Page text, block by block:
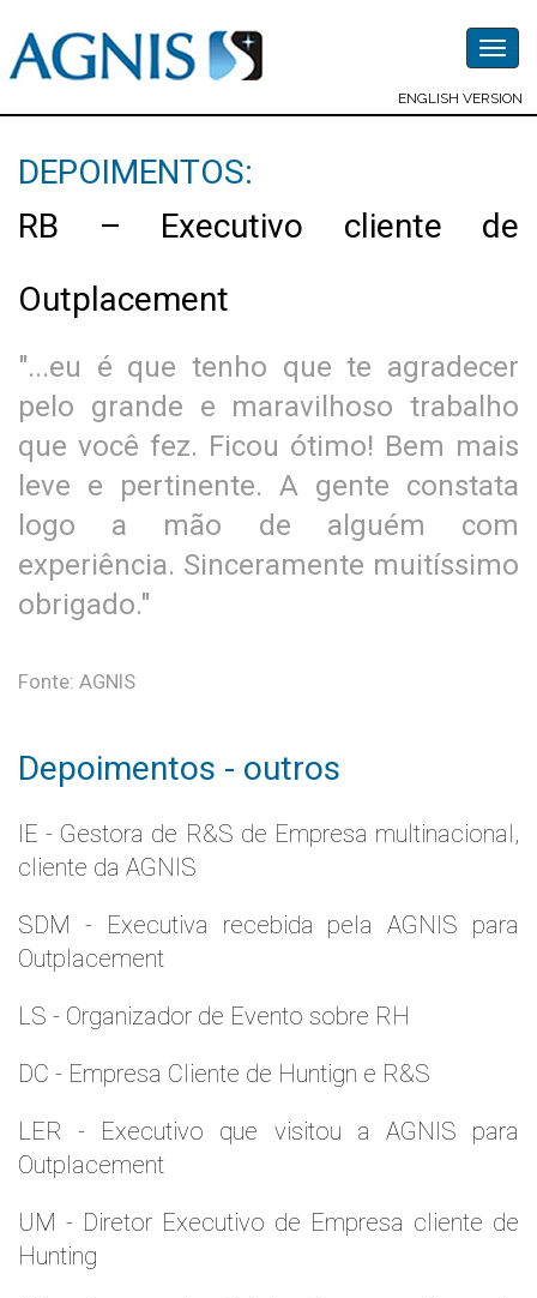
ENGLISH VERSION
DEPOIMENTOS:
RB – Executivo cliente de
Outplacement
"...eu é que tenho que te agradecer
pelo grande e maravilhoso trabalho
que você fez. Ficou ótimo! Bem mais
leve e pertinente. A gente constata
logo a mão de alguém com
experiência. Sinceramente muitíssimo
obrigado."
Fonte: AGNIS
Depoimentos - outros
IE - Gestora de R&S de Empresa multinacional,
cliente da AGNIS
SDM - Executiva recebida pela AGNIS para
Outplacement
LS - Organizador de Evento sobre RH
DC - Empresa Cliente de Huntign e R&S
LER - Executivo que visitou a AGNIS para
Outplacement
UM - Diretor Executivo de Empresa cliente de
Hunting